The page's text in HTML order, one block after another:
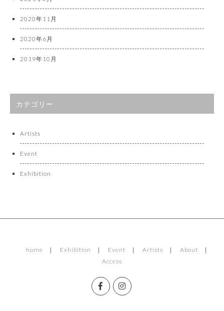
2020年11月
2020年6月
2019年10月
カテゴリー
Artists
Event
Exhibition
home Exhibition Event Artists
About
Access